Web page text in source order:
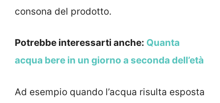
consona del prodotto.
Potrebbe interessarti anche: Quanta
acqua bere in un giorno a seconda dell’età
Ad esempio quando l’acqua risulta esposta